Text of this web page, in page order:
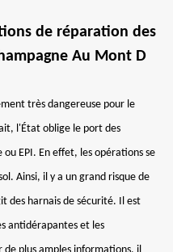
de réparation des
Au Mont D
très dangereuse pour le
l'État oblige le port des
EPI. En effet, les opérations se
Ainsi, il y a un grand risque de
des harnais de sécurité. Il est
antidérapantes et les